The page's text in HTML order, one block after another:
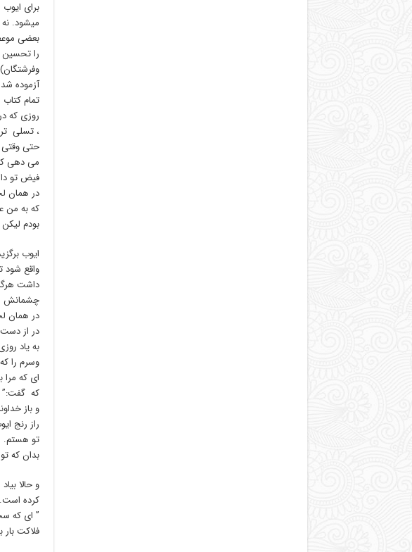
میشود. نه
بعضی
را تحسین
آزموده
تمام
روزی که
، تسلی
حتی وقتی
می دهی
فیض تو
که به من
بودم
ایوب
واقع شود
داشت
چشمانش
در همان
در از
به یاد
وسرم را
ای که
که گفت:”
و باز
راز رنج
تو هستم.
بدان که
و حالا
کرده است.
” ای که
فلاکت